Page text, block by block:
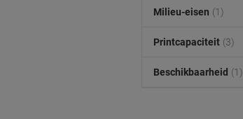
Milieu-eisen (1)
Printcapaciteit (3)
Beschikbaarheid (1)